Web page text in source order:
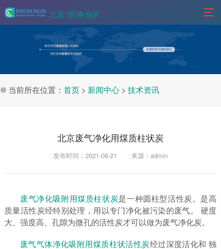
北京 |切换地区
❊ 当前所在位置： 首页 > 新闻中心 > 技术资讯
北京废气净化用煤质柱状炭
发布时间：2021-08-21 来源：admin
废气净化吸附用煤质柱状炭是一种圆柱型活性炭。是高
质量活性炭经特别处理，用以专门净化被污染的废气。 硬度
大、强度高、孔隙为微孔的活性炭才可以做为废气净化炭。
废气气体净化吸附用煤质柱状活性炭经过深度活化和 独